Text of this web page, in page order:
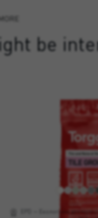
be
TILE
EPD — Екологічна